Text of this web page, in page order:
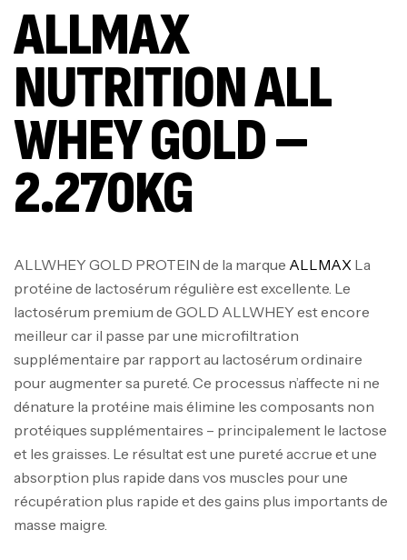
ALLMAX
NUTRITION ALL
WHEY GOLD –
2.270KG
ALLWHEY GOLD PROTEIN de la marque ALLMAX La
protéine de lactosérum régulière est excellente. Le
lactosérum premium de GOLD ALLWHEY est encore
meilleur car il passe par une microfiltration
supplémentaire par rapport au lactosérum ordinaire
pour augmenter sa pureté. Ce processus n’affecte ni ne
dénature la protéine mais élimine les composants non
protéiques supplémentaires – principalement le lactose
et les graisses. Le résultat est une pureté accrue et une
absorption plus rapide dans vos muscles pour une
récupération plus rapide et des gains plus importants de
masse maigre.